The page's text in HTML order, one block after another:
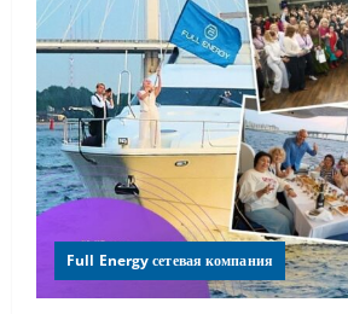
Full Energy сетевая компания